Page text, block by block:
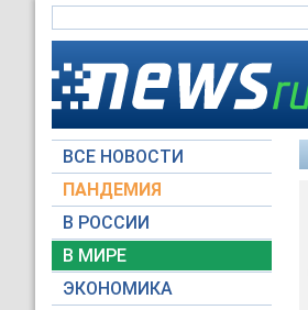
ВСЕ НОВОСТИ
ПАНДЕМИЯ
В РОССИИ
В МИРЕ
ЭКОНОМИКА